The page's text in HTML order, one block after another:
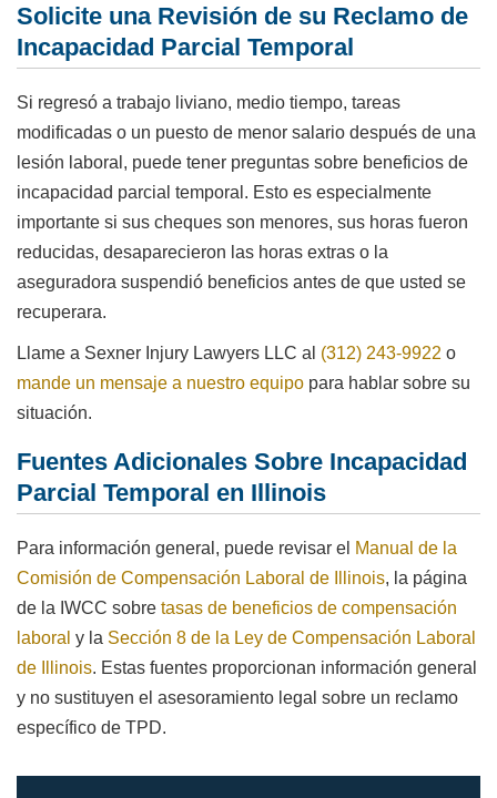
Solicite una Revisión de su Reclamo de
Incapacidad Parcial Temporal
Si regresó a trabajo liviano, medio tiempo, tareas
modificadas o un puesto de menor salario después de una
lesión laboral, puede tener preguntas sobre beneficios de
incapacidad parcial temporal. Esto es especialmente
importante si sus cheques son menores, sus horas fueron
reducidas, desaparecieron las horas extras o la
aseguradora suspendió beneficios antes de que usted se
recuperara.
Llame a Sexner Injury Lawyers LLC al (312) 243-9922 o
mande un mensaje a nuestro equipo para hablar sobre su
situación.
Fuentes Adicionales Sobre Incapacidad
Parcial Temporal en Illinois
Para información general, puede revisar el Manual de la
Comisión de Compensación Laboral de Illinois, la página
de la IWCC sobre tasas de beneficios de compensación
laboral y la Sección 8 de la Ley de Compensación Laboral
de Illinois. Estas fuentes proporcionan información general
y no sustituyen el asesoramiento legal sobre un reclamo
específico de TPD.